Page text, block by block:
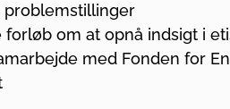
problemstillinger
forløb om at opnå indsigt i
med Fonden for